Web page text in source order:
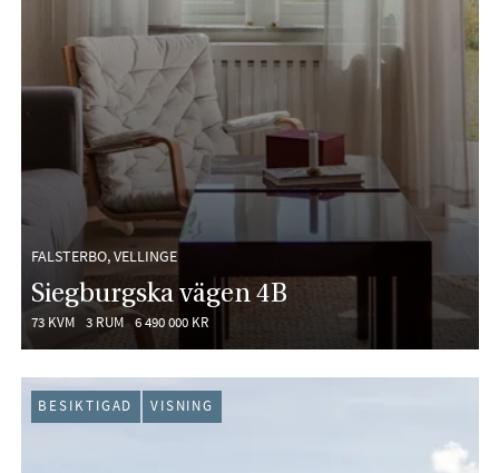
FALSTERBO, VELLINGE
Siegburgska vägen 4B
73 KVM 3 RUM 6 490 000 KR
BESIKTIGAD VISNING